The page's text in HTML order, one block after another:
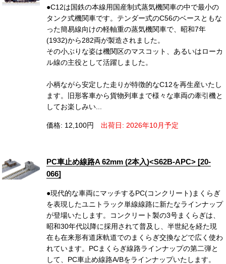
●C12は国鉄の本線用国産制式蒸気機関車の中で最小の
タンク式機関車です。テンダー式のC56のベースともな
った簡易線向けの軽軸重の蒸気機関車で、昭和7年
(1932)から282両が製造されました。
その小ぶりな姿は機関区のマスコット、あるいはローカ
ル線の主役として活躍しました。
小柄ながら安定した走りが特徴的なC12を再生産いたし
ます。旧形客車から貨物列車まで様々な車両の牽引機と
してお楽しみい...
価格: 12,100円 出荷日: 2026年10月予定
PC車止め線路A 62mm (2本入)<S62B-APC> [20-
066]
●現代的な車両にマッチするPC(コンクリート)まくらぎ
を表現したユニトラック単線線路に新たなラインナップ
が登場いたします。コンクリート製の3号まくらぎは、
昭和30年代以降に採用されて普及し、半世紀を経た現
在も在来形有道床軌道でのまくらぎ交換などで広く使わ
れています。PCまくらぎ線路ラインナップの第二弾と
して、PC車止め線路A/Bをラインナップいたします。